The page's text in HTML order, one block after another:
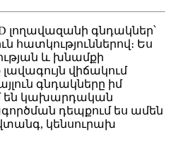
լողավազանի գնդակներ՝
հատկություններով։ Ես
և խնամքի
վիճակում
գնդակները իմ
են կախարդական
դեպքում ես ամեն
կենսուրախ